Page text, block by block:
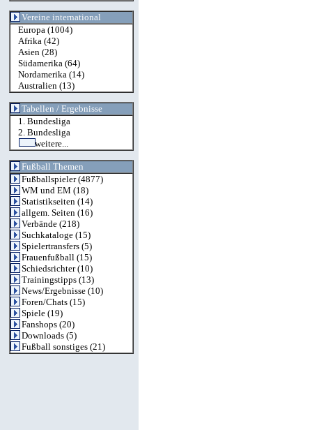
Vereine international
Europa (1004)
Afrika (42)
Asien (28)
Südamerika (64)
Nordamerika (14)
Australien (13)
Tabellen / Ergebnisse
1. Bundesliga
2. Bundesliga
weitere...
Fußball Themen
Fußballspieler(4877)
WM und EM (18)
Statistikseiten (14)
allgem. Seiten (16)
Verbände (218)
Suchkataloge (15)
Spielertransfers (5)
Frauenfußball (15)
Schiedsrichter(10)
Trainingstipps (13)
News/Ergebnisse (10)
Foren/Chats (15)
Spiele (19)
Fanshops (20)
Downloads (5)
Fußball sonstiges (21)